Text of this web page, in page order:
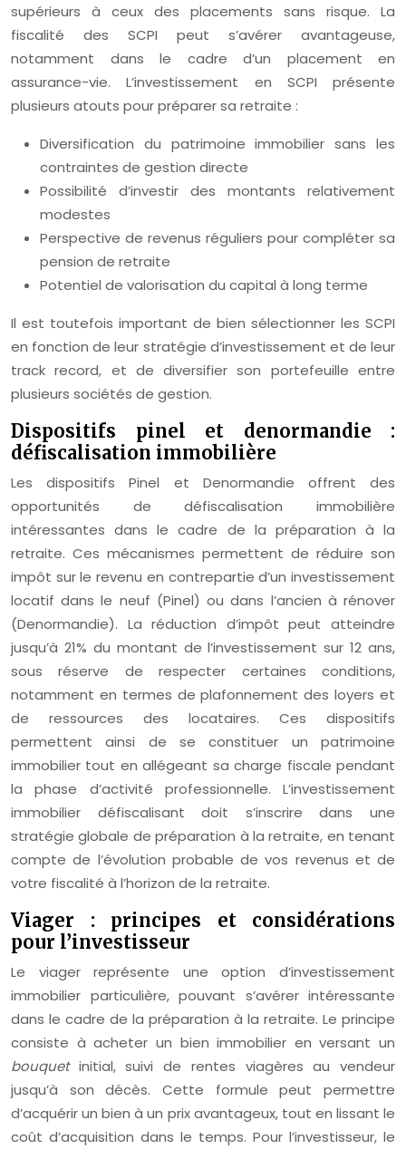
supérieurs à ceux des placements sans risque. La
fiscalité des SCPI peut s’avérer avantageuse,
notamment dans le cadre d’un placement en
assurance-vie. L’investissement en SCPI présente
plusieurs atouts pour préparer sa retraite :
Diversification du patrimoine immobilier sans les
contraintes de gestion directe
Possibilité d’investir des montants relativement
modestes
Perspective de revenus réguliers pour compléter sa
pension de retraite
Potentiel de valorisation du capital à long terme
Il est toutefois important de bien sélectionner les SCPI
en fonction de leur stratégie d’investissement et de leur
track record, et de diversifier son portefeuille entre
plusieurs sociétés de gestion.
Dispositifs pinel et denormandie :
défiscalisation immobilière
Les dispositifs Pinel et Denormandie offrent des
opportunités de défiscalisation immobilière
intéressantes dans le cadre de la préparation à la
retraite. Ces mécanismes permettent de réduire son
impôt sur le revenu en contrepartie d’un investissement
locatif dans le neuf (Pinel) ou dans l’ancien à rénover
(Denormandie). La réduction d’impôt peut atteindre
jusqu’à 21% du montant de l’investissement sur 12 ans,
sous réserve de respecter certaines conditions,
notamment en termes de plafonnement des loyers et
de ressources des locataires. Ces dispositifs
permettent ainsi de se constituer un patrimoine
immobilier tout en allégeant sa charge fiscale pendant
la phase d’activité professionnelle. L’investissement
immobilier défiscalisant doit s’inscrire dans une
stratégie globale de préparation à la retraite, en tenant
compte de l’évolution probable de vos revenus et de
votre fiscalité à l’horizon de la retraite.
Viager : principes et considérations
pour l’investisseur
Le viager représente une option d’investissement
immobilier particulière, pouvant s’avérer intéressante
dans le cadre de la préparation à la retraite. Le principe
consiste à acheter un bien immobilier en versant un
bouquet initial, suivi de rentes viagères au vendeur
jusqu’à son décès. Cette formule peut permettre
d’acquérir un bien à un prix avantageux, tout en lissant le
coût d’acquisition dans le temps. Pour l’investisseur, le